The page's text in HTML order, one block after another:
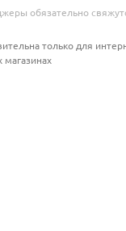
обязательно
только для
магазинах